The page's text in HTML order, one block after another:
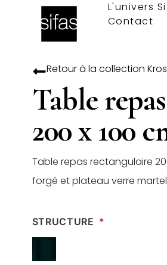
L'univers
Contact
Retour à la collection
Table
200 x 100
Table repas rectangulaire
forgé et plateau verre
STRUCTURE *